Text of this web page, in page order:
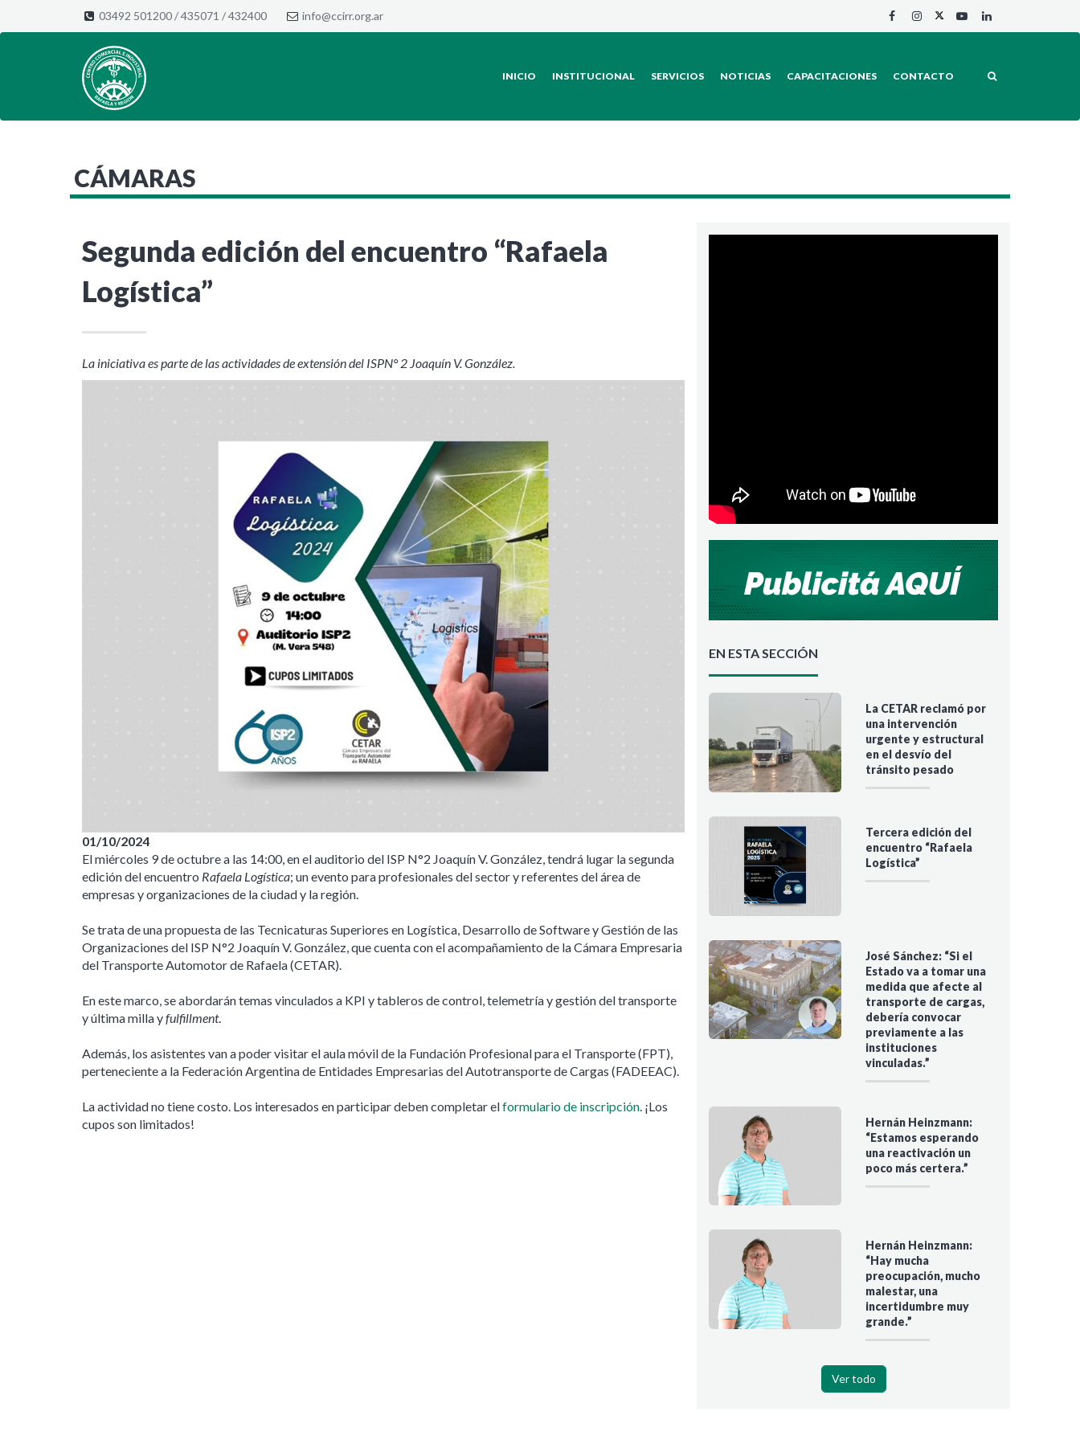
03492 501200/435071 /432400 info@ccirr.org.ar
INICIO INSTITUCIONAL SERVICIOS NOTICIAS CAPACITACIONES CONTACTO
CÁMARAS
Segunda edición del encuentro “Rafaela
Logística”
La iniciativa es parte de las actividades de extensión del ISPN° 2 Joaquín V. González.
01/10/2024
El miércoles 9 de octubre a las 14:00, en el auditorio del ISP N°2 Joaquín V. González, tendrá lugar la segunda
edición del encuentro Rafaela Logística; un evento para profesionales del sector y referentes del área de
empresas y organizaciones de la ciudad y la región.
Se trata de una propuesta de las Tecnicaturas Superiores en Logística, Desarrollo de Software y Gestión de las
Organizaciones del ISP N°2 Joaquín V. González, que cuenta con el acompañamiento de la Cámara Empresaria
del Transporte Automotor de Rafaela (CETAR).
En este marco, se abordarán temas vinculados a KPI y tableros de control, telemetría y gestión del transporte
y última milla yfulfillment.
Además, los asistentes van a poder visitar el aula móvil de la Fundación Profesional para el Transporte (FPT),
perteneciente a la Federación Argentina de Entidades Empresarias del Autotransporte de Cargas (FADEEAC).
La actividad no tiene costo. Los interesados en participar deben completar elformulario de inscripción . ¡Los
cupos son limitados!
EN ESTA SECCIÓN
La CETAR reclamó por
una intervención
urgente y estructural
en el desvío del
tránsito pesado
Tercera edición del
encuentro “Rafaela
Logística”
José Sánchez: “Si el
Estado va a tomar una
medida que afecte al
transporte de cargas,
debería convocar
previamente a las
instituciones
vinculadas.”
Hernán Heinzmann:
“Estamos esperando
una reactivación un
poco más certera.”
Hernán Heinzmann:
“Hay mucha
preocupación, mucho
malestar, una
incertidumbre muy
grande.”
Ver todo